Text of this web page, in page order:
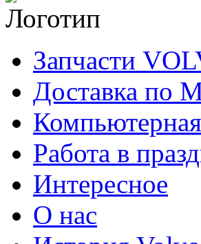
Запчасти
Доставка по
Работа в
Интересное
О нас